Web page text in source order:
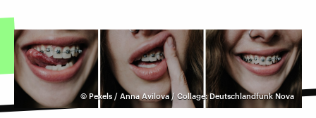
© Pexels / Anna Avilova / Collage: Deutschlandfunk Nova